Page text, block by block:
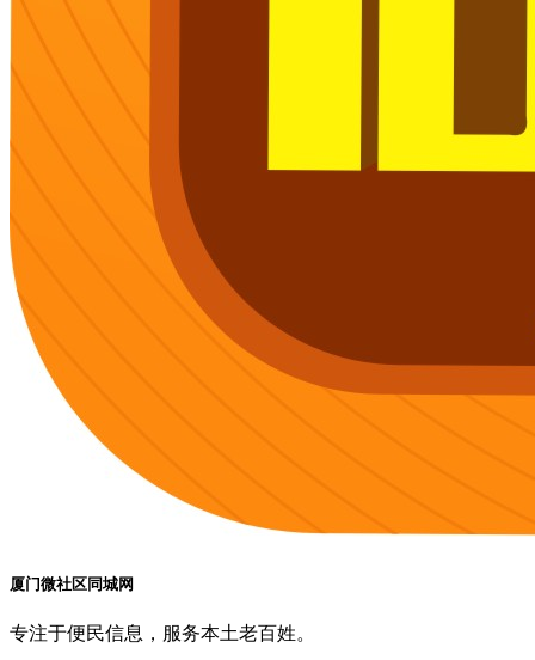
厦门微社区同城网
专注于便民信息，服务本土老百姓。